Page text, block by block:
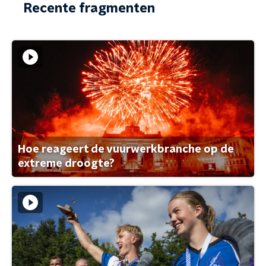
Recente fragmenten
Hoe reageert de vuurwerkbranche op de
extreme droogte?